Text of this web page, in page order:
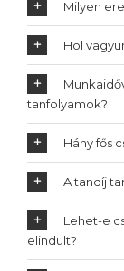
Milyen
Hol
tanfolyamok?
Hány fős
A tandíj
Lehet-e
elindult?